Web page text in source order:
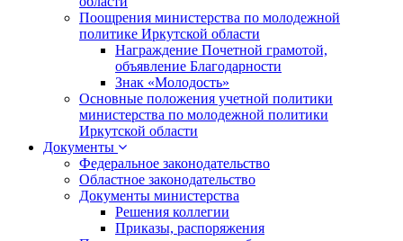
Поощрения министерства по молодежной
политике Иркутской области
Награждение Почетной грамотой,
объявление Благодарности
Знак «Молодость»
Основные положения учетной политики
министерства по молодежной политики
Иркутской области
Документы
Федеральное законодательство
Областное законодательство
Документы министерства
Решения коллегии
Приказы, распоряжения